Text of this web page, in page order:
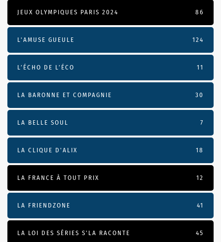
JEUX OLYMPIQUES PARIS 2024 86
L'AMUSE GUEULE 124
L’ÉCHO DE L’ÉCO 11
LA BARONNE ET COMPAGNIE 30
LA BELLE SOUL 7
LA CLIQUE D'ALIX 18
LA FRANCE À TOUT PRIX 12
LA FRIENDZONE 41
LA LOI DES SÉRIES S'LA RACONTE 45